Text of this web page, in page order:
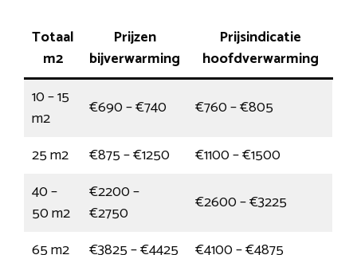
Totaal
m2
Prijzen
bijverwarming
Prijsindicatie
hoofdverwarming
10 – 15
m2
€690 – €740
€760 – €805
25 m2
€875 – €1250
€1100 – €1500
40 –
50 m2
€2200 –
€2750
€2600 – €3225